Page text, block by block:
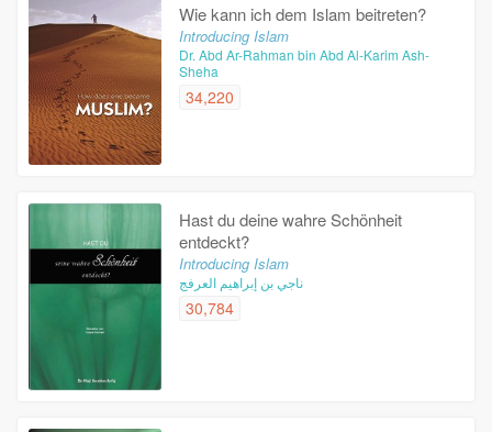
Wie kann ich dem Islam beitreten?
Introducing Islam
Dr. Abd Ar-Rahman bin Abd Al-Karim Ash-
Sheha
34,220
Hast du deine wahre Schönheit
entdeckt?
Introducing Islam
ناجي بن إبراهيم العرفج
30,784